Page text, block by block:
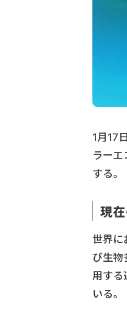
1月17
ラーエ
する。
現
世界に
び生物
用する
いる。